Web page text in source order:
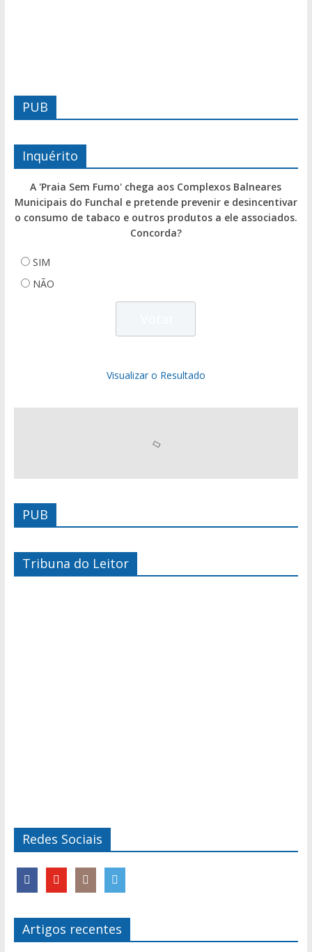
PUB
Inquérito
A 'Praia Sem Fumo' chega aos Complexos Balneares
Municipais do Funchal e pretende prevenir e desincentivar
o consumo de tabaco e outros produtos a ele associados.
Concorda?
SIM
NÃO
Visualizar o Resultado
PUB
Tribuna do Leitor
Redes Sociais
Artigos recentes